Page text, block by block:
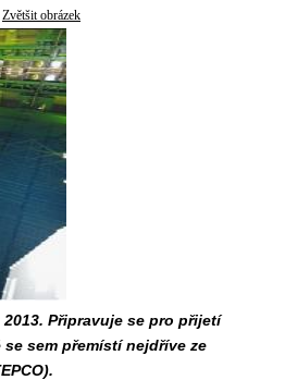
Zvětšit obrázek
Připravuje se pro přijetí
sem přemístí nejdříve ze